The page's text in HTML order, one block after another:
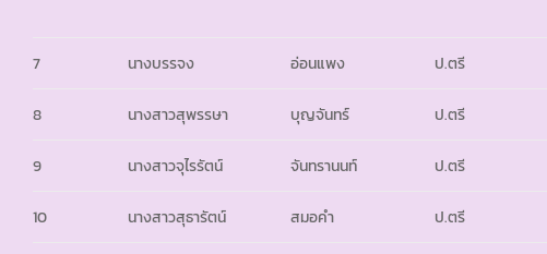
7 นางบรรจง อ่อนแพง ป.ตรี
8 นางสาวสุพรรษา บุญจันทร์ ป.ตรี
9 นางสาวจุไรรัตน์ จันทรานนท์ ป.ตรี
10 นางสาวสุธารัตน์ สมอคำ ป.ตรี